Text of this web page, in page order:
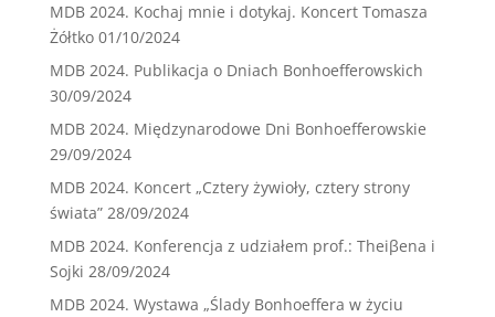
MDB 2024. Kochaj mnie i dotykaj. Koncert Tomasza
Żółtko 01/10/2024
MDB 2024. Publikacja o Dniach Bonhoefferowskich
30/09/2024
MDB 2024. Międzynarodowe Dni Bonhoefferowskie
29/09/2024
MDB 2024. Koncert „Cztery żywioły, cztery strony
świata” 28/09/2024
MDB 2024. Konferencja z udziałem prof.: Theiβena i
Sojki 28/09/2024
MDB 2024. Wystawa „Ślady Bonhoeffera w życiu